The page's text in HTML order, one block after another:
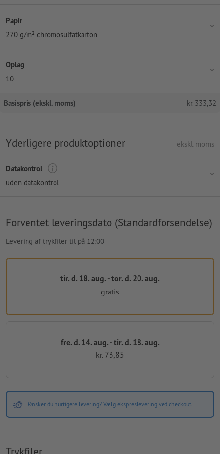
Papir
270 g/m² chromosulfatkarton
Oplag
10
Basispris (ekskl. moms) kr. 333,32
Yderligere produktoptioner ekskl. moms
Datakontrol
uden datakontrol
Forventet leveringsdato (Standardforsendelse)
Levering af trykfiler til på 12:00
tir. d. 18. aug. - tor. d. 20. aug.
gratis
fre. d. 14. aug. - tir. d. 18. aug.
kr. 73,85
Ønsker du hurtigere levering? Vælg ekspreslevering ved checkout.
Trykfiler